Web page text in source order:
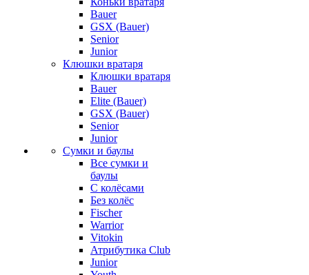
Bauer
GSX (Bauer)
Senior
Junior
Клюшки вратаря
Клюшки вратаря
Bauer
Elite (Bauer)
GSX (Bauer)
Senior
Junior
Сумки и баулы
Все сумки и
баулы
С колёсами
Без колёс
Fischer
Warrior
Vitokin
Атрибутика Club
Junior